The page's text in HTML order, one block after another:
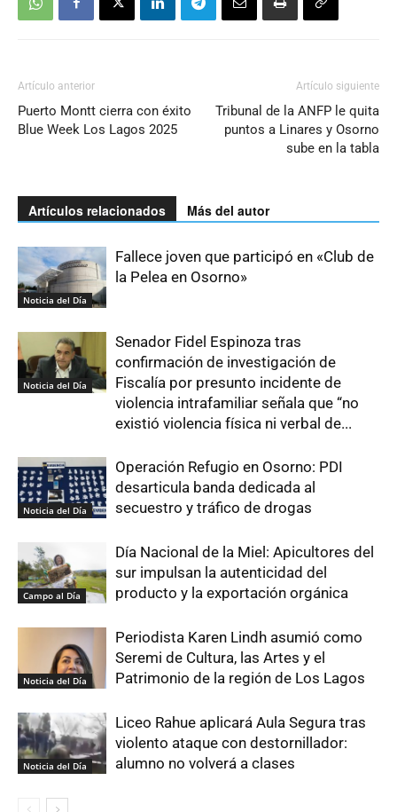
Artículo anterior
Puerto Montt cierra con éxito
Blue Week Los Lagos 2025
Artículo siguiente
Tribunal de la ANFP le quita
puntos a Linares y Osorno
sube en la tabla
Artículos relacionados Más del autor
Noticia del Día
Fallece joven que participó en «Club de
la Pelea en Osorno»
Noticia del Día
Senador Fidel Espinoza tras
confirmación de investigación de
Fiscalía por presunto incidente de
violencia intrafamiliar señala que “no
existió violencia física ni verbal de...
Noticia del Día
Operación Refugio en Osorno: PDI
desarticula banda dedicada al
secuestro y tráfico de drogas
Campo al Día
Día Nacional de la Miel: Apicultores del
sur impulsan la autenticidad del
producto y la exportación orgánica
Noticia del Día
Periodista Karen Lindh asumió como
Seremi de Cultura, las Artes y el
Patrimonio de la región de Los Lagos
Noticia del Día
Liceo Rahue aplicará Aula Segura tras
violento ataque con destornillador:
alumno no volverá a clases